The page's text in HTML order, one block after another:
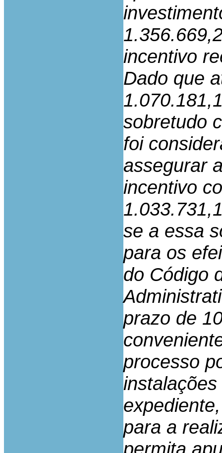
incentivo
Dado que
sobretudo
foi
assegurar
incentivo
se a essa
para os
do Código
prazo de
processo
para a